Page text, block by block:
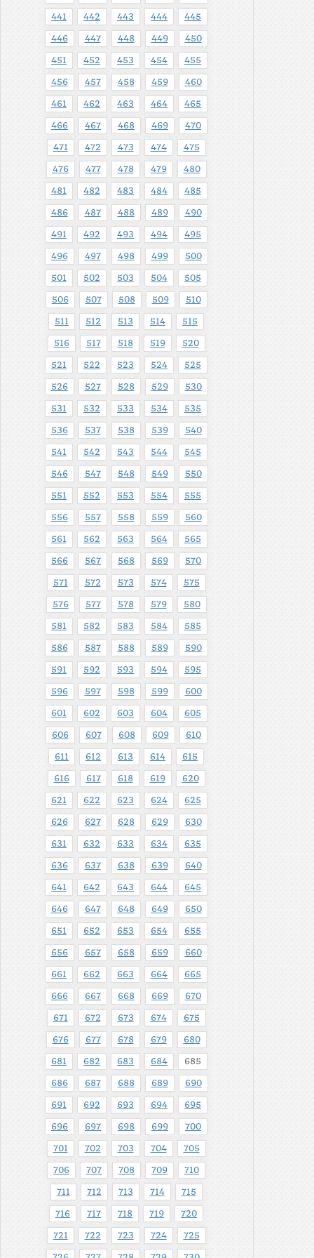
441 442 443 444 445
446 447 448 449 450
451 452 453 454 455
456 457 458 459 460
461 462 463 464 465
466 467 468 469 470
471 472 473 474 475
476 477 478 479 480
481 482 483 484 485
486 487 488 489 490
491 492 493 494 495
496 497 498 499 500
501 502 503 504 505
506 507 508 509 510
511 512 513 514 515
516 517 518 519 520
521 522 523 524 525
526 527 528 529 530
531 532 533 534 535
536 537 538 539 540
541 542 543 544 545
546 547 548 549 550
551 552 553 554 555
556 557 558 559 560
561 562 563 564 565
566 567 568 569 570
571 572 573 574 575
576 577 578 579 580
581 582 583 584 585
586 587 588 589 590
591 592 593 594 595
596 597 598 599 600
601 602 603 604 605
606 607 608 609 610
611 612 613 614 615
616 617 618 619 620
621 622 623 624 625
626 627 628 629 630
631 632 633 634 635
636 637 638 639 640
641 642 643 644 645
646 647 648 649 650
651 652 653 654 655
656 657 658 659 660
661 662 663 664 665
666 667 668 669 670
671 672 673 674 675
676 677 678 679 680
681 682 683 684 685
686 687 688 689 690
691 692 693 694 695
696 697 698 699 700
701 702 703 704 705
706 707 708 709 710
711 712 713 714 715
716 717 718 719 720
721 722 723 724 725